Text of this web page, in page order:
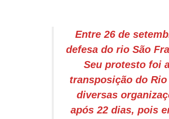
Entre 26 de
defesa do rio São
Seu protesto foi
transposição do
diversas
após 22 dias, pois